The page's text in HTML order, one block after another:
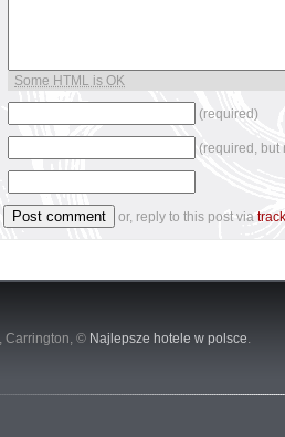
Some HTML is OK
(required)
(required, but
or, reply to this post via
Carrington , © Najlepsze hotele w polsce